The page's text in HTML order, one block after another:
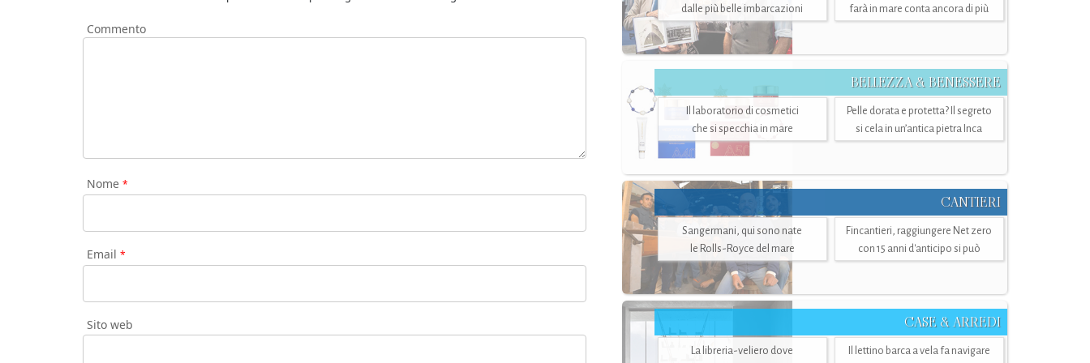
Commento
Nome *
Email *
Sito web
dalle più belle imbarcazioni farà in mare conta ancora di più
BELLEZZA & BENESSERE
Il laboratorio di cosmetici
che si specchia in mare
Pelle dorata e protetta? Il segreto
si cela in un’antica pietra Inca
CANTIERI
Sangermani, qui sono nate
le Rolls-Royce del mare
Fincantieri, raggiungere Net zero
con 15 anni d'anticipo si può
CASE & ARREDI
La libreria-veliero dove
Il lettino barca a vela fa navigare